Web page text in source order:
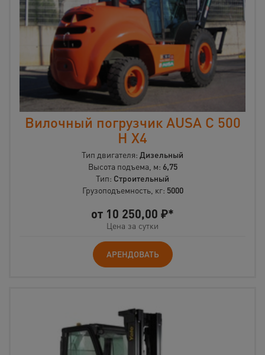
Вилочный погрузчик AUSA C 500
H X4
Тип двигателя: Дизельный
Высота подъема, м: 6,75
Тип: Строительный
Грузоподъемность, кг: 5000
от 10 250,00 ₽*
Цена за сутки
АРЕНДОВАТЬ